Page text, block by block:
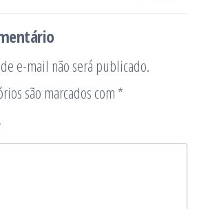
e-mail não será publicado.
são marcados com *